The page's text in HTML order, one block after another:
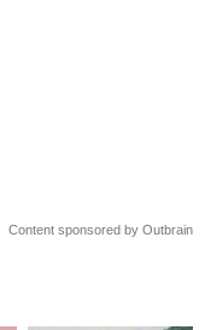
Content sponsored by Outbrain